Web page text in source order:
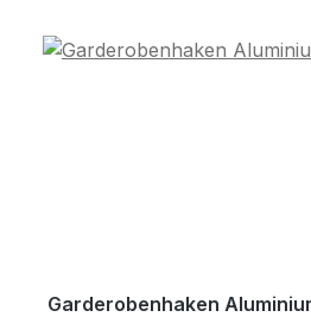
Garderobenhaken